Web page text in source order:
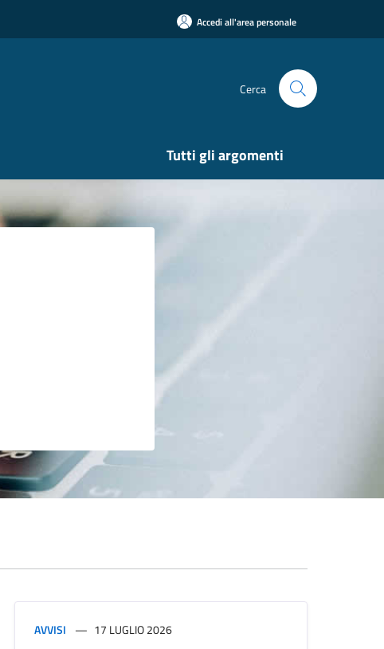
Accedi all'area personale
Cerca
Tutti gli argomenti
AVVISI 17 LUGLIO 2026